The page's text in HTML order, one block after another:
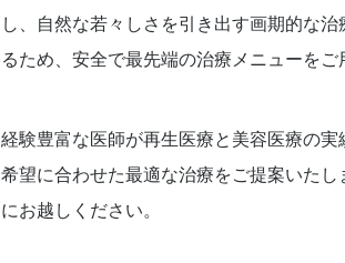
し、自然な若々しさを引き出す画期的な
るため、安全で最先端の治療メニューをご
経験豊富な医師が再生医療と美容医療の
希望に合わせた最適な治療をご提案いた
にお越しください。